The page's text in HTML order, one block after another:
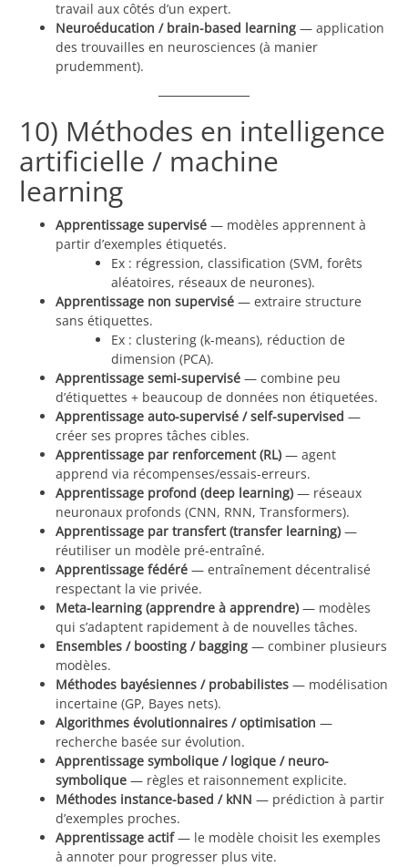
travail aux côtés d’un expert.
Neuroéducation / brain-based learning — application
des trouvailles en neurosciences (à manier
prudemment).
10) Méthodes en intelligence
artificielle / machine
learning
Apprentissage supervisé — modèles apprennent à
partir d’exemples étiquetés.
Ex : régression, classification (SVM, forêts
aléatoires, réseaux de neurones).
Apprentissage non supervisé — extraire structure
sans étiquettes.
Ex : clustering (k-means), réduction de
dimension (PCA).
Apprentissage semi-supervisé — combine peu
d’étiquettes + beaucoup de données non étiquetées.
Apprentissage auto-supervisé / self-supervised —
créer ses propres tâches cibles.
Apprentissage par renforcement (RL) — agent
apprend via récompenses/essais-erreurs.
Apprentissage profond (deep learning) — réseaux
neuronaux profonds (CNN, RNN, Transformers).
Apprentissage par transfert (transfer learning) —
réutiliser un modèle pré-entraîné.
Apprentissage fédéré — entraînement décentralisé
respectant la vie privée.
Meta-learning (apprendre à apprendre) — modèles
qui s’adaptent rapidement à de nouvelles tâches.
Ensembles / boosting / bagging — combiner plusieurs
modèles.
Méthodes bayésiennes / probabilistes — modélisation
incertaine (GP, Bayes nets).
Algorithmes évolutionnaires / optimisation —
recherche basée sur évolution.
Apprentissage symbolique / logique / neuro-
symbolique — règles et raisonnement explicite.
Méthodes instance-based / kNN — prédiction à partir
d’exemples proches.
Apprentissage actif— le modèle choisit les exemples
à annoter pour progresser plus vite.